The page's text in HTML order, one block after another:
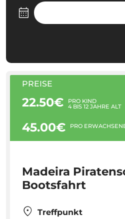
PREISE
22.50€ PRO KIND
4 BIS 12 JAHRE ALT
45.00€ PRO
Madeira
Bootsfahrt
Treffpunkt